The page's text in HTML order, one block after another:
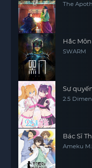
The
Hắc Môn
SWARM
Sự
2.5
Bác Sĩ
Ameku